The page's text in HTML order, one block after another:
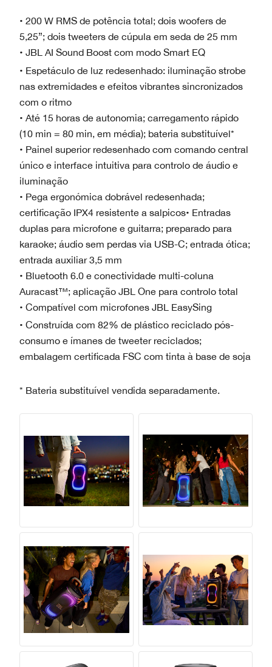
• 200 W RMS de potência total; dois woofers de
5,25”; dois tweeters de cúpula em seda de 25 mm
• JBL AI Sound Boost com modo Smart EQ
• Espetáculo de luz redesenhado: iluminação strobe
nas extremidades e efeitos vibrantes sincronizados
com o ritmo
• Até 15 horas de autonomia; carregamento rápido
(10 min = 80 min, em média); bateria substituível*
• Painel superior redesenhado com comando central
único e interface intuitiva para controlo de áudio e
iluminação
• Pega ergonómica dobrável redesenhada;
certificação IPX4 resistente a salpicos• Entradas
duplas para microfone e guitarra; preparado para
karaoke; áudio sem perdas via USB-C; entrada ótica;
entrada auxiliar 3,5 mm
• Bluetooth 6.0 e conectividade multi-coluna
Auracast™; aplicação JBL One para controlo total
• Compatível com microfones JBL EasySing
• Construída com 82% de plástico reciclado pós-
consumo e ímanes de tweeter reciclados;
embalagem certificada FSC com tinta à base de soja
* Bateria substituível vendida separadamente.